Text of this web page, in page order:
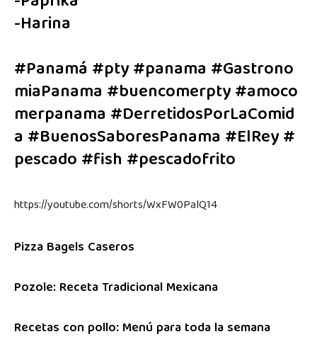
-Harina
#Panamá #pty#panama #Gastrono
miaPanama #buencomerpty#amoco
merpanama #DerretidosPorLaComid
a #BuenosSaboresPanama #ElRey#
pescado#fish #pescadofrito
https://youtube.com/shorts/WxFW0PalQ14
Pizza Bagels Caseros
Pozole: Receta Tradicional Mexicana
Recetas con pollo: Menú para toda la semana